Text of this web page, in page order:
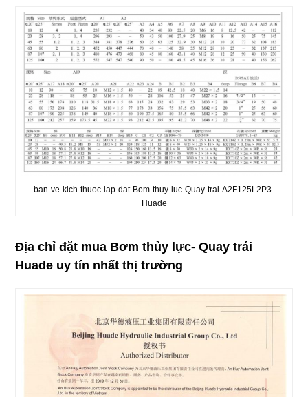
ban-ve-kich-thuoc-lap-dat-Bom-thuy-luc-Quay-trai-A2F125L2P3-
Huade
Địa chỉ đặt mua Bơm thủy lực- Quay trái
Huade uy tín nhất thị trường